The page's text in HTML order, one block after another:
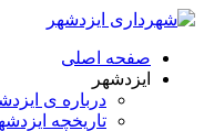
صفحه اصلی
ایزدشهر
درباره ی
تاریخچه